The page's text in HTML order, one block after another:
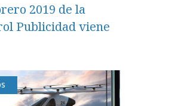
2019 de la
Publicidad viene